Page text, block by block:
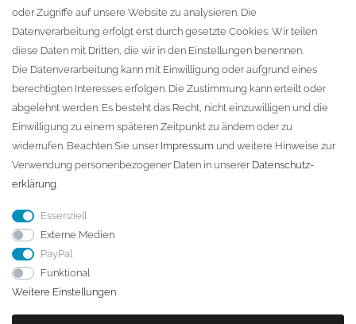
Fa. Steffen Jost
Söbrigener Weg 50
D-01796 Pirna
Telefon:+49 (0)3501 507295
info@dach-teufel.de
oder Zugriffe auf unsere Website zu analysieren. Die
Datenverarbeitung erfolgt erst durch gesetzte Cookies. Wir teilen
diese Daten mit Dritten, die wir in den Einstellungen benennen.
Die Datenverarbeitung kann mit Einwilligung oder aufgrund eines
berechtigten Interesses erfolgen. Die Zustimmung kann erteilt oder
abgelehnt werden. Es besteht das Recht, nicht einzuwilligen und die
Einwilligung zu einem späteren Zeitpunkt zu ändern oder zu
widerrufen. Beachten Sie unser Impressum und weitere Hinweise zur
Verwendung personenbezogener Daten in unserer Daten­schutz­
erklärung.
Essenziell
Externe Medien
PayPal
Funktional
Weitere Einstellungen